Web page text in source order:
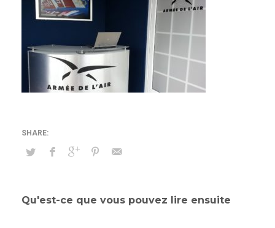
Qu'est-ce que vous pouvez lire ensuite